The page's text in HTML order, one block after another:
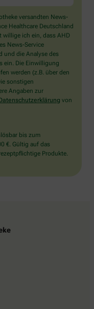
versandten News-
Healthcare Deutschland
willige ich ein, dass AHD
News-Service
und die Analyse des
ein. Die Einwilligung
werden (z.B. über den
sonstigen
Angaben zur
von
bis zum
€. Gültig auf das
Produkte.